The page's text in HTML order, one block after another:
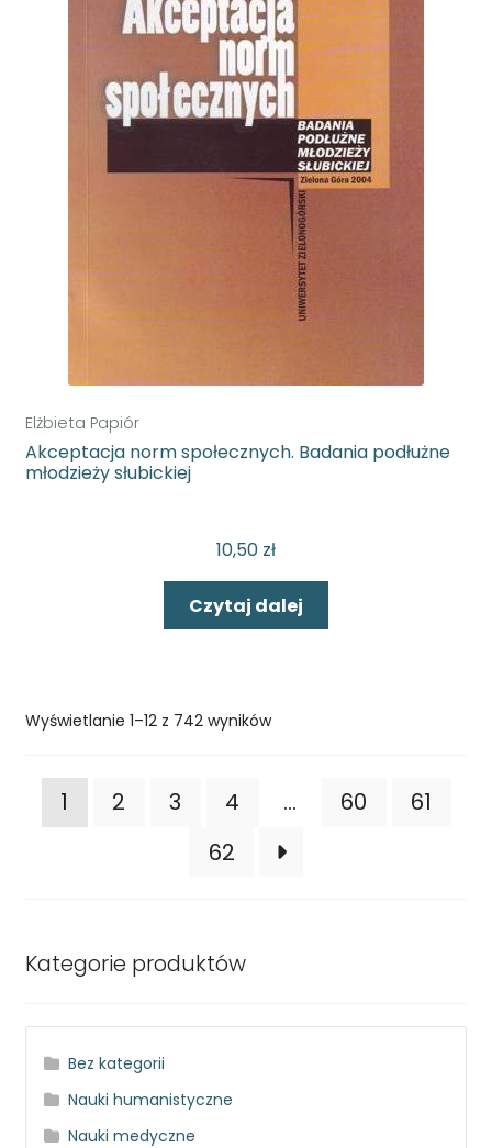
Elżbieta Papiór
Akceptacja norm społecznych. Badania podłużne
młodzieży słubickiej
10,50 zł
Czytaj dalej
Wyświetlanie 1–12 z 742 wyników
1 2 3 4 … 60
61
62
Kategorie produktów
Bez kategorii
Nauki humanistyczne
Nauki medyczne